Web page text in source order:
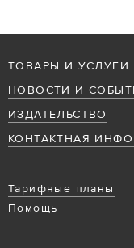
ТОВАРЫ И УСЛУГИ
НОВОСТИ И
ИЗДАТЕЛЬСТВО
КОНТАКТНАЯ
Тарифные планы
Помощь